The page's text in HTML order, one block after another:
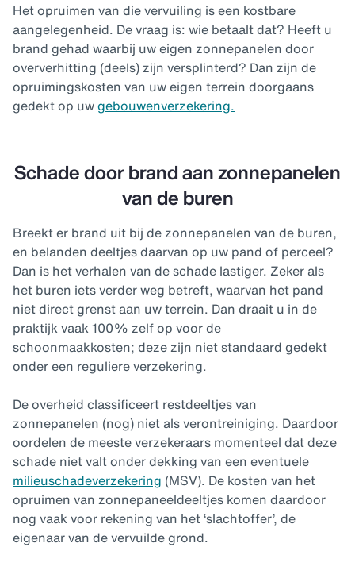
Het opruimen van die vervuiling is een kostbare
aangelegenheid. De vraag is: wie betaalt dat? Heeft u
brand gehad waarbij uw eigen zonnepanelen door
oververhitting (deels) zijn versplinterd? Dan zijn de
opruimingskosten van uw eigen terrein doorgaans
gedekt op uwgebouwenverzekering.
Schade door brand aan zonnepanelen
van de buren
Breekt er brand uit bij de zonnepanelen van de buren,
en belanden deeltjes daarvan op uw pand of perceel?
Dan is het verhalen van de schade lastiger. Zeker als
het buren iets verder weg betreft, waarvan het pand
niet direct grenst aan uw terrein. Dan draait u in de
praktijk vaak 100% zelf op voor de
schoonmaakkosten; deze zijn niet standaard gedekt
onder een reguliere verzekering.
De overheid classificeert restdeeltjes van
zonnepanelen (nog) niet als verontreiniging. Daardoor
oordelen de meeste verzekeraars momenteel dat deze
schade niet valt onder dekking van een eventuele
milieuschadeverzekering (MSV). De kosten van het
opruimen van zonnepaneeldeeltjes komen daardoor
nog vaak voor rekening van het ‘slachtoffer’, de
eigenaar van de vervuilde grond.